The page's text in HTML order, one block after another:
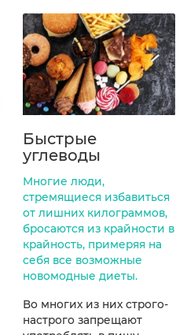
Быстрые
углеводы
Многие люди,
стремящиеся избавиться
от лишних килограммов,
бросаются из крайности в
крайность, примеряя на
себя все возможные
новомодные диеты.
Во многих из них строго-
настрого запрещают